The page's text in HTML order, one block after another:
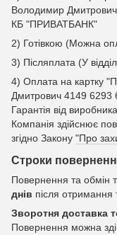
Володимир
КБ "ПРИВАТБАНК"
2) Готівкою (Можна
3) Післяплата (У
4) Оплата на картку
Дмитрович 4149 6293
Гарантія від
Компанія здійснює
згідно Закону "Про
Строки
Повернення та обмін
днів після отримання
Зворотня доставка
Повернення можна